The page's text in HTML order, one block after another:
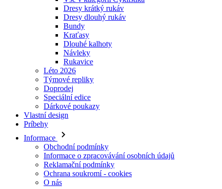
Dresy krátký rukáv
Dresy dlouhý rukáv
Bundy
Kraťasy
Dlouhé kalhoty
Návleky
Rukavice
Léto 2026
Týmové repliky
Doprodej
Speciální edice
Dárkové poukazy
Vlastní design
Príbehy
Informace
Obchodní podmínky
Informace o zpracovávání osobních údajů
Reklamační podmínky
Ochrana soukromí - cookies
O nás